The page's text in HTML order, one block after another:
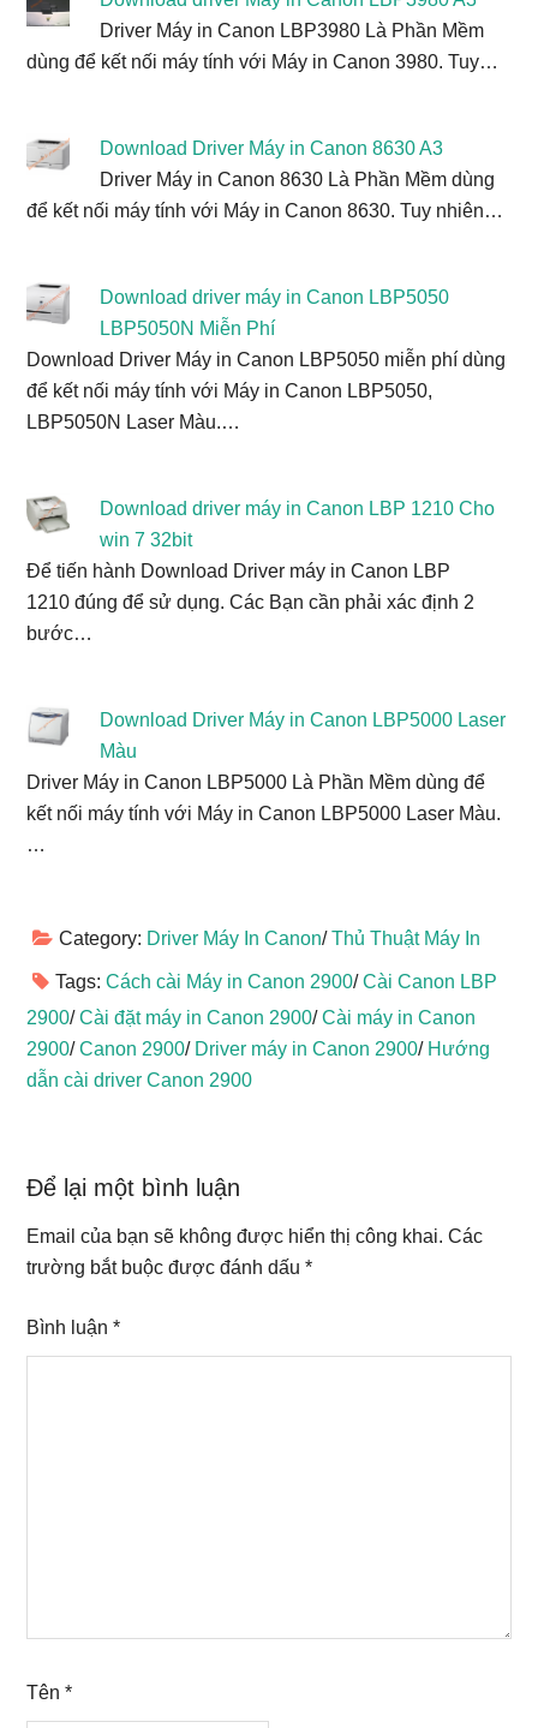
Driver Máy in Canon LBP3980 Là Phần Mềm
dùng để kết nối máy tính với Máy in Canon 3980. Tuy…
Download Driver Máy in Canon 8630 A3
Driver Máy in Canon 8630 Là Phần Mềm dùng
để kết nối máy tính với Máy in Canon 8630. Tuy nhiên…
Download driver máy in Canon LBP5050
LBP5050N Miễn Phí
Download Driver Máy in Canon LBP5050 miễn phí dùng
để kết nối máy tính với Máy in Canon LBP5050,
LBP5050N Laser Màu.…
Download driver máy in Canon LBP 1210 Cho
win 7 32bit
Để tiến hành Download Driver máy in Canon LBP
1210 đúng để sử dụng. Các Bạn cần phải xác định 2
bước…
Download Driver Máy in Canon LBP5000 Laser
Màu
Driver Máy in Canon LBP5000 Là Phần Mềm dùng để
kết nối máy tính với Máy in Canon LBP5000 Laser Màu.
…
Category: Driver Máy In Canon/Thủ Thuật Máy In
Tags:Cách cài Máy in Canon 2900/Cài Canon LBP
2900/Cài đặt máy in Canon 2900/Cài máy in Canon
2900/Canon 2900/ Driver máy in Canon 2900/ Hướng
dẫn cài driver Canon 2900
Reader
Interactions
Để lại một bình luận
Email của bạn sẽ không được hiển thị công khai. Các
trường bắt buộc được đánh dấu*
Bình luận*
Tên*